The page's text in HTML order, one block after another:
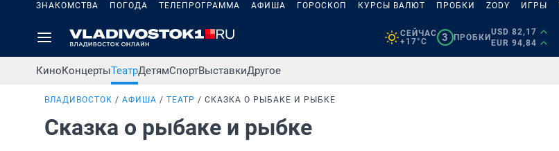
ЗНАКОМСТВА ПОГОДА ТЕЛЕПРОГРАММА АФИША ГОРОСКОП КУРСЫ ВАЛЮТ ПРОБКИ ZODY ИГРЫ
СЕЙЧАС
+17°C
3 ПРОБКИ
USD 82,17
EUR 94,84
КиноКонцертыТеатрДетямСпортВыставкиДругое
ВЛАДИВОСТОК АФИША ТЕАТР СКАЗКА О РЫБАКЕ И РЫБКЕ
Сказка о рыбаке и рыбке